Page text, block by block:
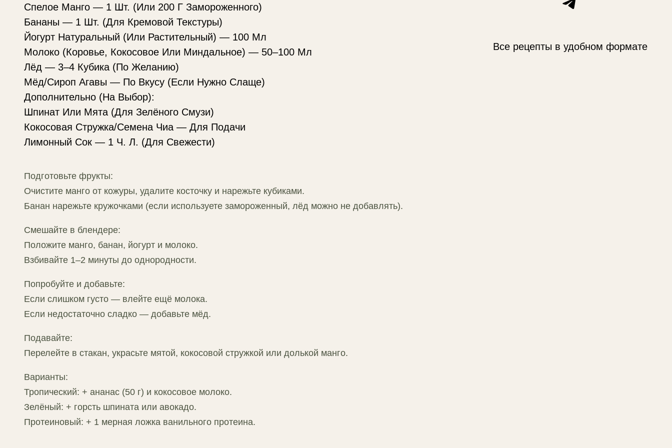
Спелое Манго — 1 Шт. (Или 200 Г Замороженного)
Бананы — 1 Шт. (Для Кремовой Текстуры)
Йогурт Натуральный (Или Растительный) — 100 Мл
Молоко (Коровье, Кокосовое Или Миндальное) — 50–100 Мл
Лёд — 3–4 Кубика (По Желанию)
Мёд/Сироп Агавы — По Вкусу (Если Нужно Слаще)
Дополнительно (На Выбор):
Шпинат Или Мята (Для Зелёного Смузи)
Кокосовая Стружка/Семена Чиа — Для Подачи
Лимонный Сок — 1 Ч. Л. (Для Свежести)
Подготовьте фрукты:
Очистите манго от кожуры, удалите косточку и нарежьте кубиками.
Банан нарежьте кружочками (если используете замороженный, лёд можно не добавлять).
Смешайте в блендере:
Положите манго, банан, йогурт и молоко.
Взбивайте 1–2 минуты до однородности.
Попробуйте и добавьте:
Если слишком густо — влейте ещё молока.
Если недостаточно сладко — добавьте мёд.
Подавайте:
Перелейте в стакан, украсьте мятой, кокосовой стружкой или долькой манго.
Варианты:
Тропический: + ананас (50 г) и кокосовое молоко.
Зелёный: + горсть шпината или авокадо.
Протеиновый: + 1 мерная ложка ванильного протеина.
Все рецепты в удобном формате